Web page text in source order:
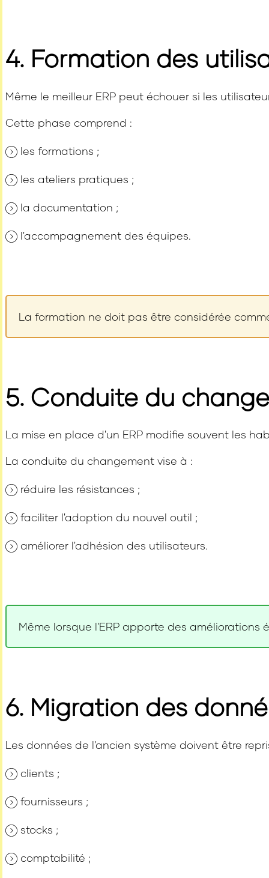
4. Formation des
Même le meilleur ERP peut échouer si les
Cette phase comprend :
les formations ;
les ateliers pratiques ;
la documentation ;
l'accompagnement des équipes.
La formation ne doit pas être considérée
5. Conduite du
La mise en place d'un ERP modifie souvent les
La conduite du changement vise à :
réduire les résistances ;
faciliter l'adoption du nouvel outil ;
améliorer l'adhésion des utilisateurs.
Même lorsque l'ERP apporte des
6. Migration des
Les données de l'ancien système doivent être
clients ;
fournisseurs ;
stocks ;
comptabilité ;